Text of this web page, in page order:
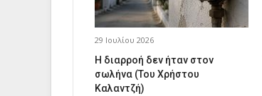
29 Ιουλίου 2026
Η διαρροή δεν ήταν στον
σωλήνα (Του Χρήστου
Καλαντζή)